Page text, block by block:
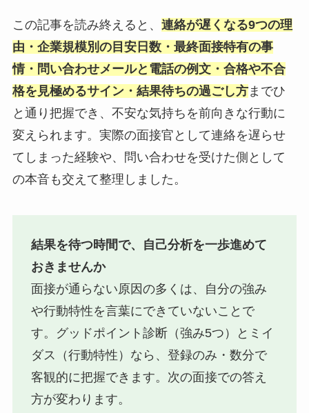
この記事を読み終えると、 連絡が遅くなる9つの理
由・企業規模別の目安日数・最終面接特有の事
情・問い合わせメールと電話の例文・合格や不合
格を見極めるサイン・結果待ちの過ごし方までひ
と通り把握でき、不安な気持ちを前向きな行動に
変えられます。実際の面接官として連絡を遅らせ
てしまった経験や、問い合わせを受けた側として
の本音も交えて整理しました。
結果を待つ時間で、自己分析を一歩進めて
おきませんか
面接が通らない原因の多くは、自分の強み
や行動特性を言葉にできていないことで
す。グッドポイント診断（強み5つ）とミイ
ダス（行動特性）なら、登録のみ・数分で
客観的に把握できます。次の面接での答え
方が変わります。